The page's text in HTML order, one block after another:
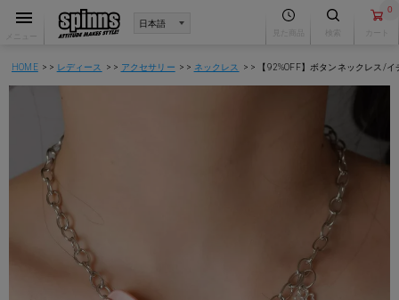
0
HOME レディース アクセサリー ネックレス 【92%OFF】ボタンネックレス/